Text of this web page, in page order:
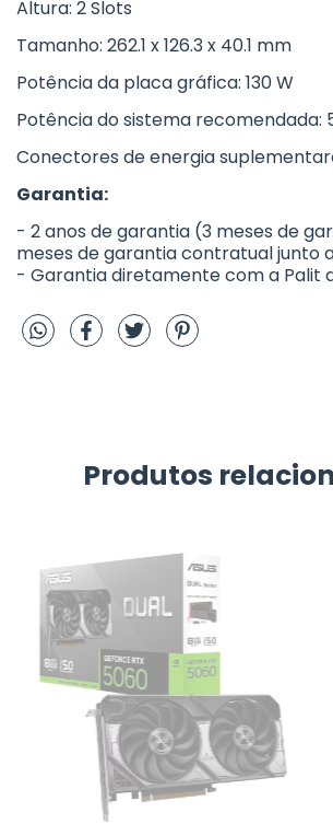
Altura: 2 Slots
Tamanho: 262.1 x 126.3 x 40.1 mm
Potência da placa gráfica: 130 W
Potência do sistema recomendada:
Conectores de energia
Garantia:
- 2 anos de garantia (3 meses de
meses de garantia contratual junto
- Garantia diretamente com a Palit
Produtos